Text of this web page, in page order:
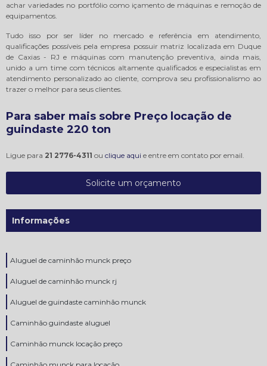
achar variedades no portfólio como içamento de máquinas e remoção de
equipamentos.
Tudo isso por ser líder no mercado e referência em atendimento,
qualificações possíveis pela empresa possuir matriz localizada em Duque
de Caxias - RJ e máquinas com manutenção preventiva, ainda mais,
unido a um time com técnicos altamente qualificados e especialistas em
atendimento personalizado ao cliente, comprova seu profissionalismo ao
trazer o melhor para seus clientes.
Para saber mais sobre Preço locação de
guindaste 220 ton
Ligue para 21 2776-4311 ou clique aqui e entre em contato por email.
Solicite um orçamento
Informações
Aluguel de caminhão munck preço
Aluguel de caminhão munck rj
Aluguel de guindaste caminhão munck
Caminhão guindaste aluguel
Caminhão munck locação preço